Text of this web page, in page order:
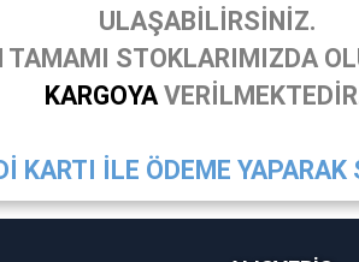
ULAŞABİLİRSİNİZ.
TAMAMI STOKLARIMIZDA
KARGOYA
KARTI İLE ÖDEME